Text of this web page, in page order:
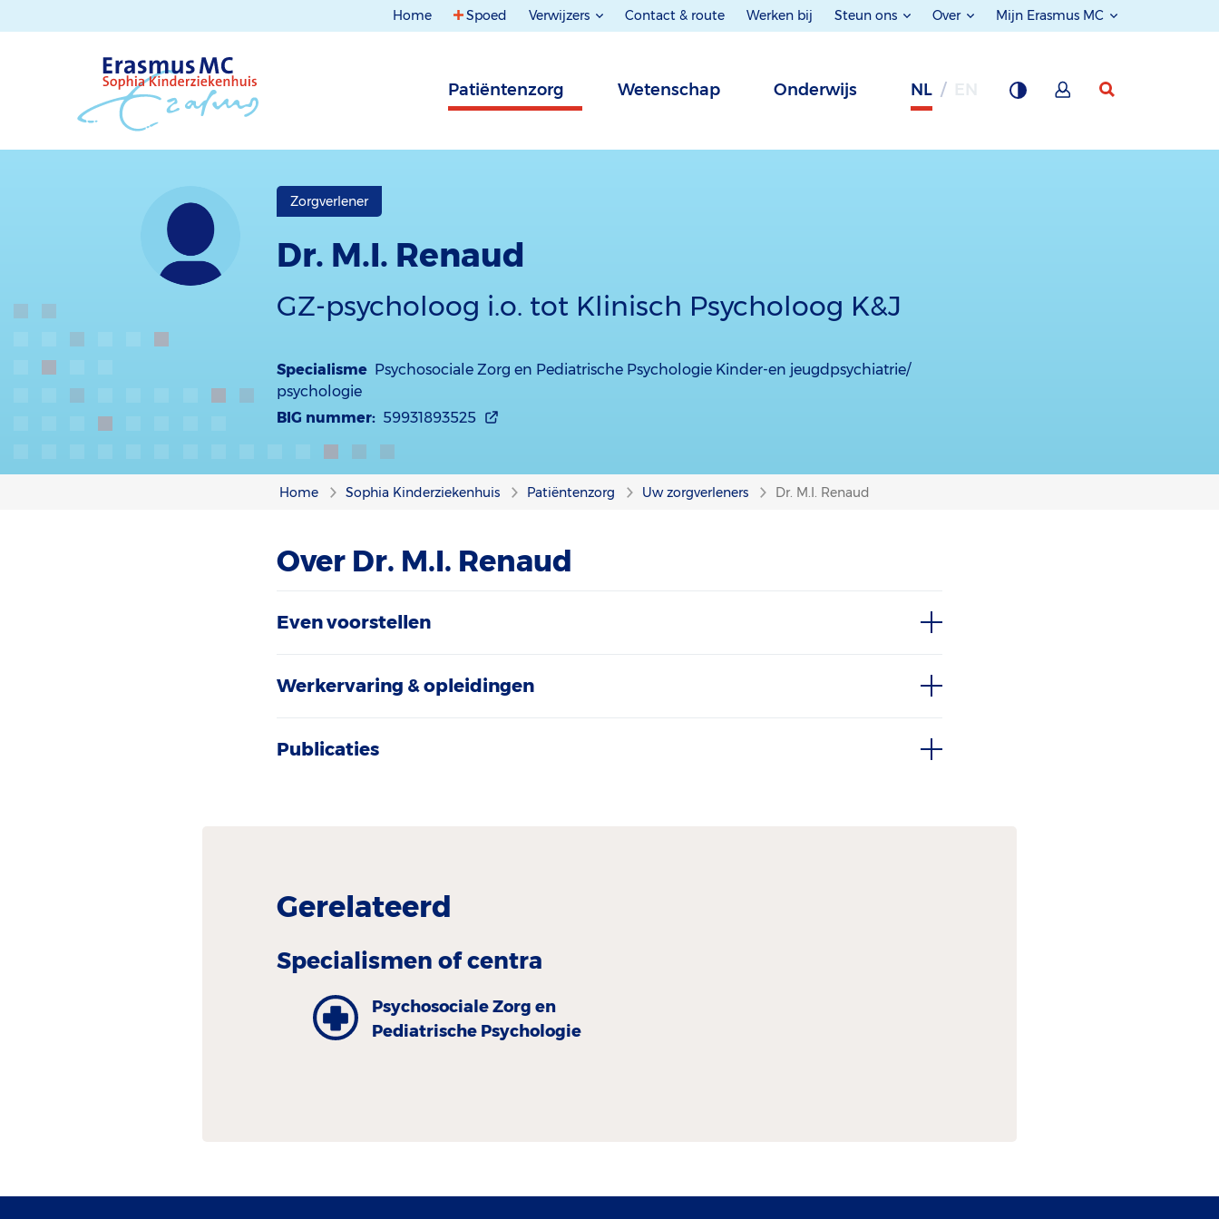
Home Spoed Verwijzers Contact & route Werken bij Steun ons Over Mijn Erasmus MC
Patiëntenzorg Wetenschap Onderwijs NL
Zorgverlener
Dr. M.I. Renaud
GZ-psycholoog i.o. tot Klinisch Psycholoog K&J
Specialisme Psychosociale Zorg en Pediatrische Psychologie Kinder-en jeugdpsychiatrie/
psychologie
BIG nummer: 59931893525
Home Sophia Kinderziekenhuis Patiëntenzorg Uw zorgverleners Dr. M.I. Renaud
Over Dr. M.I. Renaud
Even voorstellen
Werkervaring & opleidingen
Publicaties
Gerelateerd
Specialismen of centra
Psychosociale Zorg en
Pediatrische Psychologie